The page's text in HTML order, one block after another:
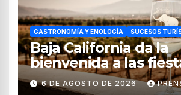
GASTRONOMÍA Y ENOLOGÍA SUCESOS
Baja California da la
bienvenida a las
vendimia 2026
6 DE AGOSTO DE 2026